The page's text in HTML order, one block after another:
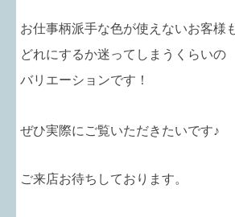
お仕事柄派手な色が使えないお客様
どれにするか迷ってしまうくらいの
バリエーションです！
ぜひ実際にご覧いただきたいです♪
ご来店お待ちしております。